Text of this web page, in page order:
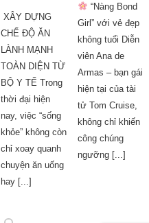
XÂY DỰNG
CHẾ ĐỘ ĂN
LÀNH MẠNH
TOÀN DIỆN TỪ
BỘ Y TẾ Trong
thời đại hiện
nay, việc “sống
khỏe” không còn
chỉ xoay quanh
chuyện ăn uống
hay [...]
“Nàng Bond
Girl” với vẻ đẹp
không tuổi Diễn
viên Ana de
Armas – bạn gái
hiện tại của tài
tử Tom Cruise,
không chỉ khiến
công chúng
ngưỡng [...]